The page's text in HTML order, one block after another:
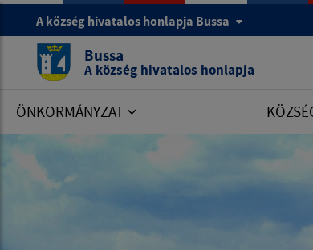
A község hivatalos honlapja Bussa
Bussa
A község hivatalos honlapja
ÖNKORMÁNYZAT